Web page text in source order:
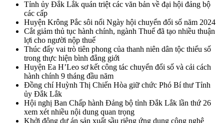
Tỉnh ủy Đắk Lắk quán triệt các văn bản về đại hội đảng bộ
các cấp
Huyện Krông Pắc sôi nổi Ngày hội chuyển đổi số năm 2024
Cắt giảm thủ tục hành chính, ngành Thuế đã tạo nhiều thuận
lợi cho người nộp thuế
Thúc đẩy vai trò tiên phong của thanh niên dân tộc thiểu số
trong thực hiện bình đẳng giới
Huyện Ea H’Leo sơ kết công tác chuyển đổi số và cải cách
hành chính 9 tháng đầu năm
Đồng chí Huỳnh Thị Chiến Hòa giữ chức Phó Bí thư Tỉnh
ủy Đắk Lắk
Hội nghị Ban Chấp hành Đảng bộ tỉnh Đắk Lắk lần thứ 26
xem xét nhiều nội dung quan trọng
Khởi động dự án sản xuất sầu riêng ứng dụng công nghệ